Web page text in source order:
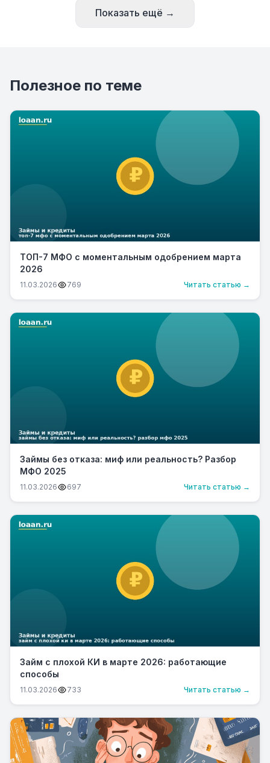
Показать ещё →
Полезное по теме
ТОП-7 МФО с моментальным одобрением марта
2026
11.03.2026 769 Читать статью →
Займы без отказа: миф или реальность? Разбор
МФО 2025
11.03.2026 697 Читать статью →
Займ с плохой КИ в марте 2026: работающие
способы
11.03.2026 733 Читать статью →